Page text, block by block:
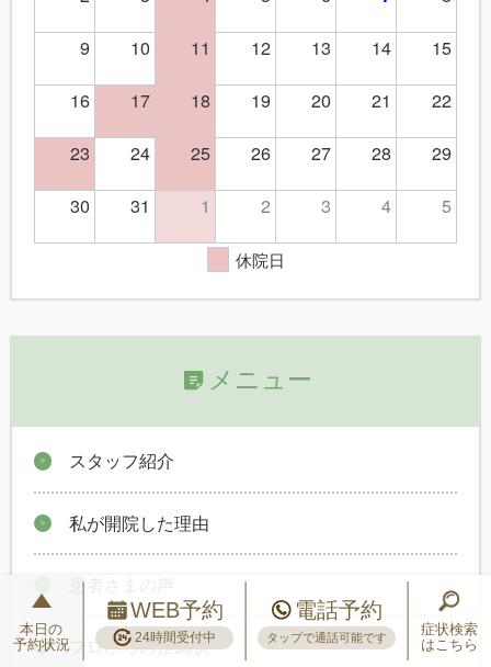
9
10 11 12 13 14
15
16
17 18 19 20 21
22
23
24 25 26 27 28
29
30
31 1 2 3 4 5
休院日
メニュー
スタッフ紹介
私が開院した理由
患者さまの声
プロからの推薦状
本日の
予約状況
WEB予約
24時間受付中
電話予約
タップで通話可能です
症状検索
はこちら